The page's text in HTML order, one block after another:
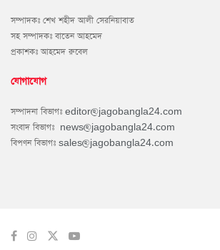
সম্পাদকঃ শেখ শহীদ আলী সেরনিয়াবাত
সহ সম্পাদকঃ বাতেন আহমেদ
প্রকাশকঃ আহমেদ রুবেল
যোগাযোগ
সম্পাদনা বিভাগঃ editor@jagobangla24.com
সংবাদ বিভাগঃ news@jagobangla24.com
বিপণন বিভাগঃ sales@jagobangla24.com